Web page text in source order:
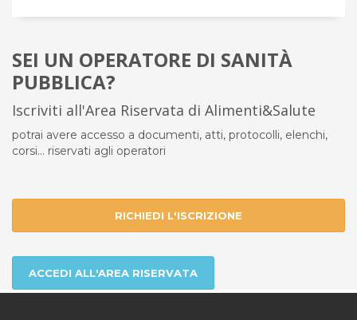
SEI UN OPERATORE DI SANITÀ
PUBBLICA?
Iscriviti all'Area Riservata di Alimenti&Salute
potrai avere accesso a documenti, atti, protocolli, elenchi,
corsi... riservati agli operatori
RICHIEDI L'ISCRIZIONE
ACCEDI ALL'AREA RISERVATA